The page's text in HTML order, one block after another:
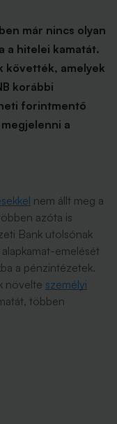
már nincs olyan
a hitelei kamatát.
követték, amelyek
korábbi
forintmentő
a
nem állt meg a
azóta is
Bank utolsónak
emelését
a pénzintézetek.
növelte személyi
többen